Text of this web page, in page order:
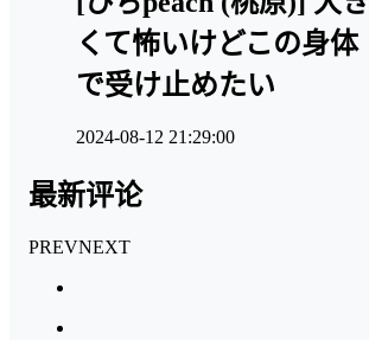
くて怖いけどこの身体
で受け止めたい
2024-08-12 21:29:00
最新评论
PREVNEXT